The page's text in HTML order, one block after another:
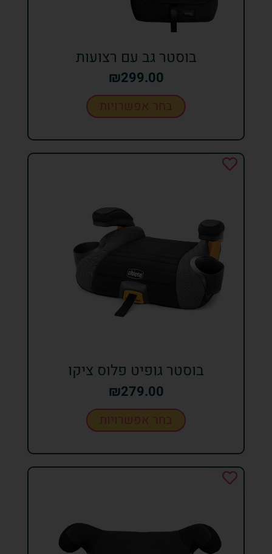
בוסטר גב עם רצועות
₪299.00
בחר אפשרויות
בוסטר גופיט פלוס ציקו
₪279.00
בחר אפשרויות